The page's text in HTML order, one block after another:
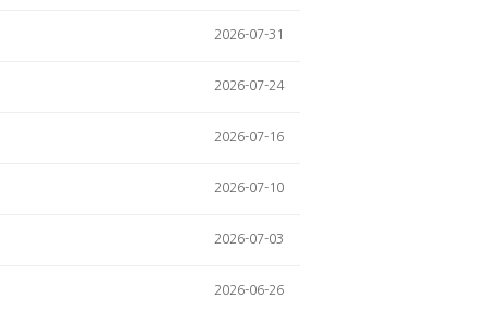
2026-07-31
2026-07-24
2026-07-16
2026-07-10
2026-07-03
2026-06-26